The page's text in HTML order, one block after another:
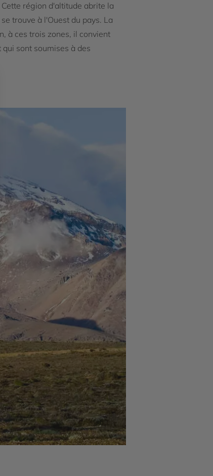
région d'altitude abrite la
trouve à l'Ouest du pays. La
à ces trois zones, il convient
sont soumises à des